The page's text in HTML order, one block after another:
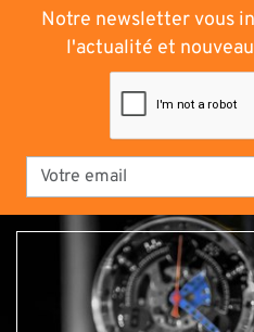
Notre newsletter vous
l'actualité et